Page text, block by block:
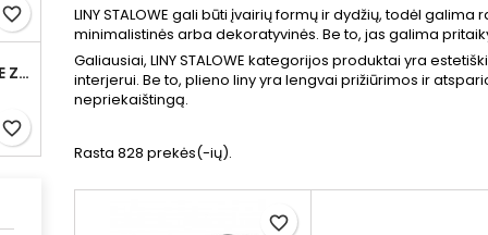
favorite_border
WAŁEK 8X9/2,2 NIE ZAMAWIAĆ
favorite_border
LINY STALOWE gali būti įvairių formų ir dydžių, todėl
minimalistinės arba dekoratyvinės. Be to, jas galima
Galiausiai, LINY STALOWE kategorijos produktai yra
interjerui. Be to, plieno liny yra lengvai prižiūrimos ir
nepriekaištingą.
Rasta 828 prekės(-ių).
favorite_border